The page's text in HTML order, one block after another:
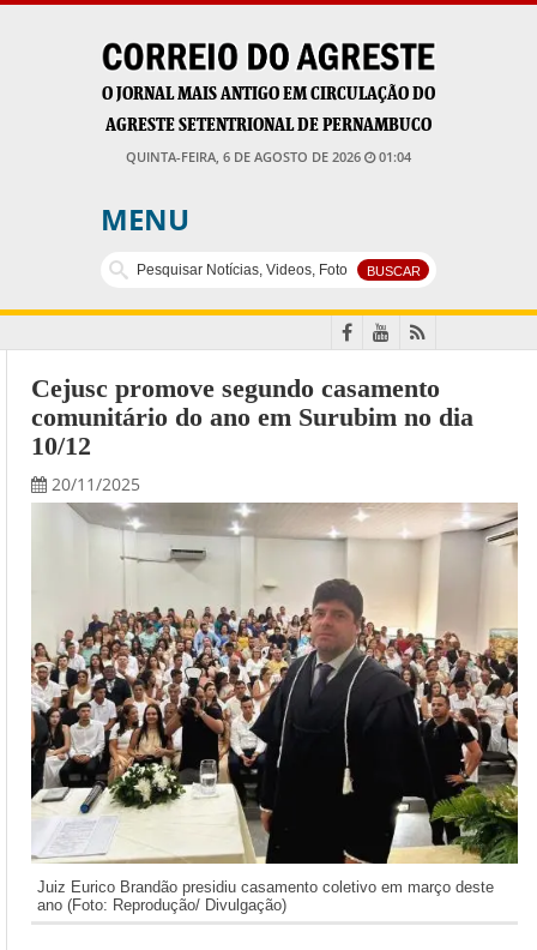
O JORNAL MAIS ANTIGO EM CIRCULAÇÃO DO
AGRESTE SETENTRIONAL DE PERNAMBUCO
QUINTA-FEIRA, 6 DE AGOSTO DE 2026 01:04
MENU
Cejusc promove segundo casamento
comunitário do ano em Surubim no dia
10/12
20/11/2025
Juiz Eurico Brandão presidiu casamento coletivo em março deste
ano (Foto: Reprodução/ Divulgação)